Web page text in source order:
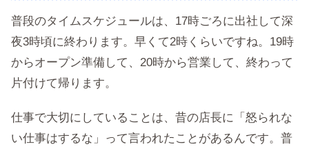
普段のタイムスケジュールは、17時ごろに出社して深
夜3時頃に終わります。早くて2時くらいですね。19時
からオープン準備して、20時から営業して、終わって
片付けて帰ります。
仕事で大切にしていることは、昔の店長に「怒られな
い仕事はするな」って言われたことがあるんです。普